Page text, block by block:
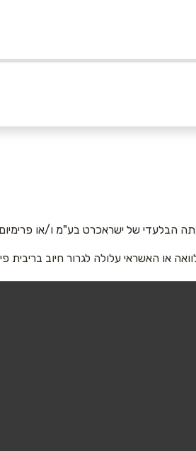
הבלעדי של ישראכרט בע"מ ו/או
או האשראי עלולה לגרור חיוב בריבית